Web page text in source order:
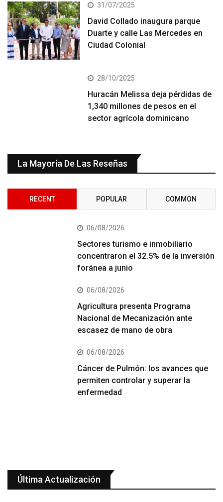
31/07/2025
David Collado inaugura parque
Duarte y calle Las Mercedes en
Ciudad Colonial
28/10/2025
Huracán Melissa deja pérdidas de
1,340 millones de pesos en el
sector agrícola dominicano
La Mayoría De Las Reseñas
RECENT POPULAR COMMON
06/08/2026
Sectores turismo e inmobiliario
concentraron el 32.5% de la inversión
foránea a junio
06/08/2026
Agricultura presenta Programa
Nacional de Mecanización ante
escasez de mano de obra
06/08/2026
Cáncer de Pulmón: los avances que
permiten controlar y superar la
enfermedad
Última Actualización